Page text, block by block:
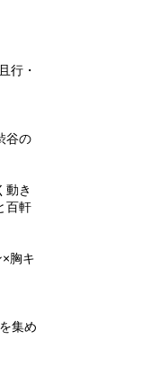
行・
谷の
動き
百軒
胸キ
集め